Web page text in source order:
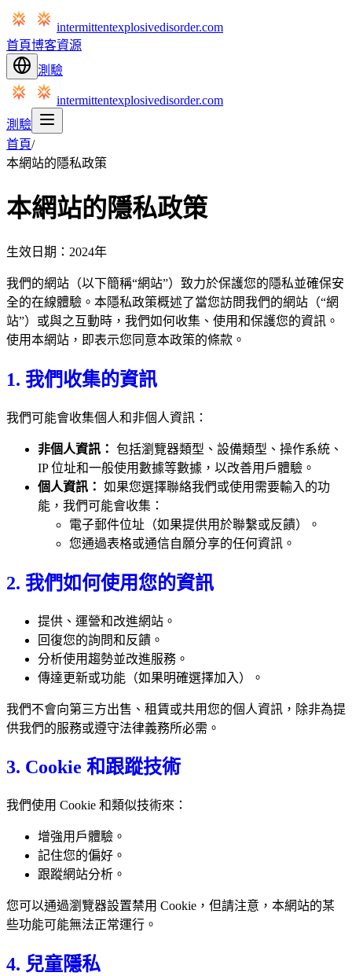
intermittentexplosivedisorder.com
首頁博客資源
測驗
intermittentexplosivedisorder.com
測驗
首頁/
本網站的隱私政策
本網站的隱私政策
生效日期：2024年
我們的網站（以下簡稱“網站”）致力於保護您的隱私並確保安
全的在線體驗。本隱私政策概述了當您訪問我們的網站（“網
站”）或與之互動時，我們如何收集、使用和保護您的資訊。
使用本網站，即表示您同意本政策的條款。
1. 我們收集的資訊
我們可能會收集個人和非個人資訊：
非個人資訊： 包括瀏覽器類型、設備類型、操作系統、
IP 位址和一般使用數據等數據，以改善用戶體驗。
個人資訊： 如果您選擇聯絡我們或使用需要輸入的功
能，我們可能會收集：
電子郵件位址（如果提供用於聯繫或反饋）。
您通過表格或通信自願分享的任何資訊。
2. 我們如何使用您的資訊
提供、運營和改進網站。
回復您的詢問和反饋。
分析使用趨勢並改進服務。
傳達更新或功能（如果明確選擇加入）。
我們不會向第三方出售、租賃或共用您的個人資訊，除非為提
供我們的服務或遵守法律義務所必需。
3. Cookie 和跟蹤技術
我們使用 Cookie 和類似技術來：
增強用戶體驗。
記住您的偏好。
跟蹤網站分析。
您可以通過瀏覽器設置禁用 Cookie，但請注意，本網站的某
些功能可能無法正常運行。
4. 兒童隱私